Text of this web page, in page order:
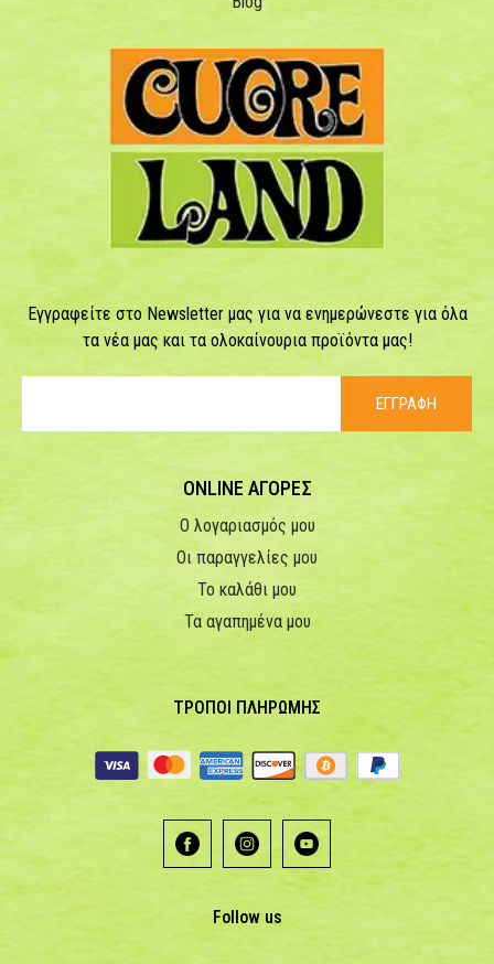
Εγγραφείτε στο Newsletter μας για να ενημερώνεστε για όλα
τα νέα μας και τα ολοκαίνουρια προϊόντα μας!
ΕΓΓΡΑΦΗ
ONLINE ΑΓΟΡΕΣ
Ο λογαριασμός μου
Οι παραγγελίες μου
Το καλάθι μου
Τα αγαπημένα μου
ΤΡΟΠΟΙ ΠΛΗΡΩΜΗΣ
Follow us